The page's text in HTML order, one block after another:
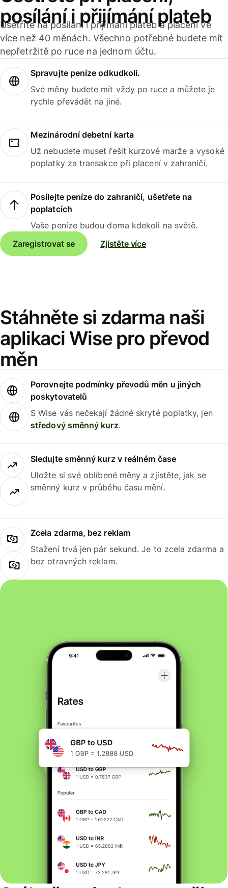
posílání i přijímání plateb
Ušetříte na posílání i přijímání plateb a placení ve
více než 40 měnách. Všechno potřebné budete mít
nepřetržitě po ruce na jednom účtu.
Spravujte peníze odkudkoli.
Své měny budete mít vždy po ruce a můžete je
rychle převádět na jiné.
Mezinárodní debetní karta
Už nebudete muset řešit kurzové marže a vysoké
poplatky za transakce při placení v zahraničí.
Posílejte peníze do zahraničí, ušetřete na
poplatcích
Vaše peníze budou doma kdekoli na světě.
Zaregistrovat se
Zjistěte více
Stáhněte si zdarma naši
aplikaci Wise pro převod
měn
Porovnejte podmínky převodů měn u jiných
poskytovatelů
S Wise vás nečekají žádné skryté poplatky, jen
středový směnný kurz.
Sledujte směnný kurz v reálném čase
Uložte si své oblíbené měny a zjistěte, jak se
směnný kurz v průběhu času mění.
Zcela zdarma, bez reklam
Stažení trvá jen pár sekund. Je to zcela zdarma a
bez otravných reklam.